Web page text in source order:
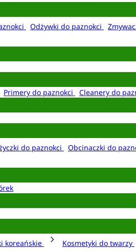
Odżywki do paznokci
Primery do paznokci Cleanery do
do paznokci Obcinaczki do
koreańskie Kosmetyki do twarzy